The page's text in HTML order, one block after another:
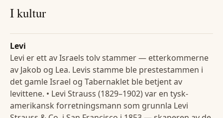
I kultur
Levi
Levi er ett av Israels tolv stammer — etterkommerne
av Jakob og Lea. Levis stamme ble prestestammen i
det gamle Israel og Tabernaklet ble betjent av
levittene. • Levi Strauss (1829–1902) var en tysk-
amerikansk forretningsmann som grunnla Levi